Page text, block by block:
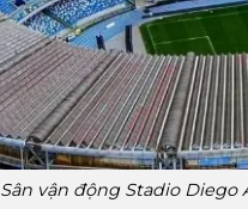
Sân vận động Stadio Diego